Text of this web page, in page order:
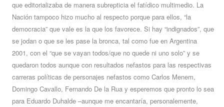
que editorializaba de manera subrepticia el fatídico multimedio. La
Nación tampoco hizo mucho al respecto porque para ellos, “la
democracia” que vale es la que los favorece. Si hay “indignados”, que
se jodan o que se les pase la bronca, tal como fue en Argentina
2001, con el “que se vayan todos/que no quede ni uno solo” y se
quedaron todos aunque con resultados nefastos para las respectivas
carreras políticas de personajes nefastos como Carlos Menem,
Domingo Cavallo, Fernando De la Rua y esperemos que pronto lo sea
para Eduardo Duhalde –aunque me encantaría, personalemente,